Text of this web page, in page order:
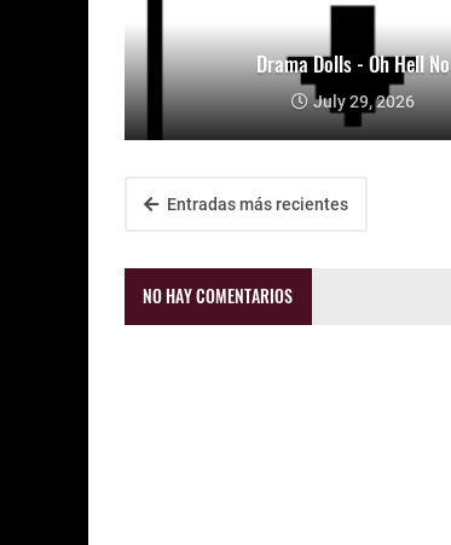
Drama Dolls - Oh Hell No
July 29, 2026
Entradas más recientes
NO HAY COMENTARIOS